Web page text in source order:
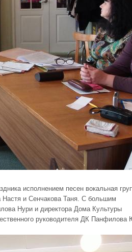
исполнением песен вокальная
и Сенчакова Таня. С большим
Нури и директора Дома Культуры
руководителя ДК